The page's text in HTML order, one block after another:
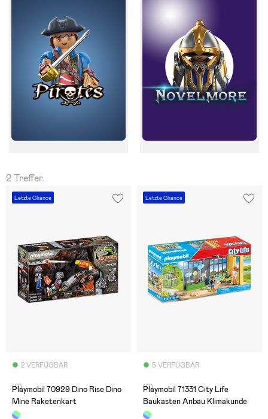
2 Treffer.
Letzte Chance
2 VERFÜGBAR
(0)
Playmobil 70929 Dino Rise Dino
Mine Raketenkart
Letzte Chance
5 VERFÜGBAR
(0)
Playmobil 71331 City Life
Baukasten Anbau Klimakunde